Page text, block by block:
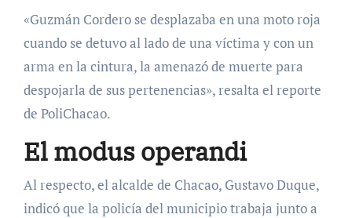
«Guzmán Cordero se desplazaba en una moto roja
cuando se detuvo al lado de una víctima y con un
arma en la cintura, la amenazó de muerte para
despojarla de sus pertenencias», resalta el reporte
de PoliChacao.
El modus operandi
Al respecto, el alcalde de Chacao, Gustavo Duque,
indicó que la policía del municipio trabaja junto a